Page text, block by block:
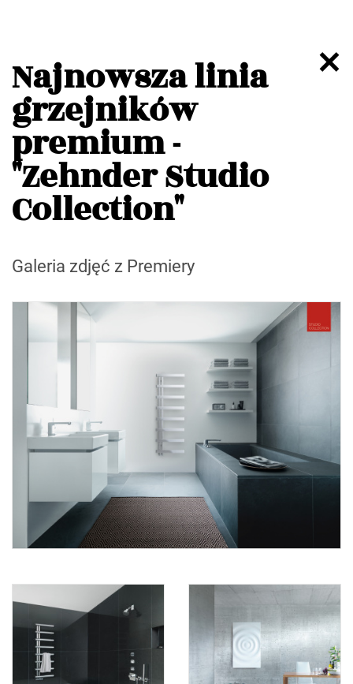
Najnowsza linia
grzejników
premium -
"Zehnder Studio
Collection"
Galeria zdjęć z Premiery